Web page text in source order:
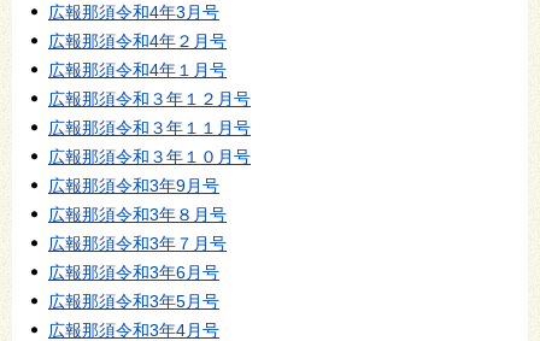
広報那須令和4年3月号
広報那須令和4年２月号
広報那須令和4年１月号
広報那須令和３年１２月号
広報那須令和３年１１月号
広報那須令和３年１０月号
広報那須令和3年9月号
広報那須令和3年８月号
広報那須令和3年７月号
広報那須令和3年6月号
広報那須令和3年5月号
広報那須令和3年4月号